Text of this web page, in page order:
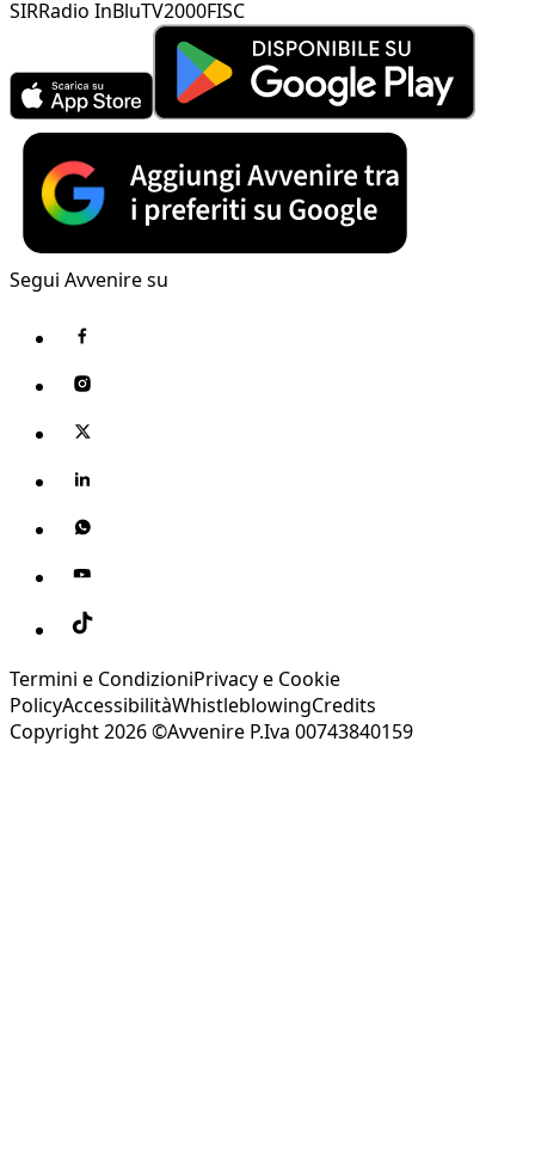
SIRRadio InBluTV2000FISC
Segui Avvenire su
Termini e CondizioniPrivacy e Cookie
PolicyAccessibilitàWhistleblowingCredits
Copyright 2026 ©Avvenire P.Iva 00743840159